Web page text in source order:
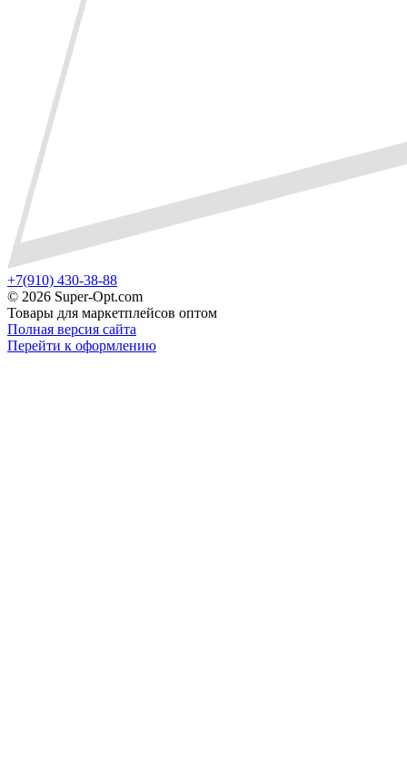
+7(910) 430-38-88
© 2026 Super-Opt.com
Товары для маркетплейсов оптом
Полная версия сайта
Перейти к оформлению